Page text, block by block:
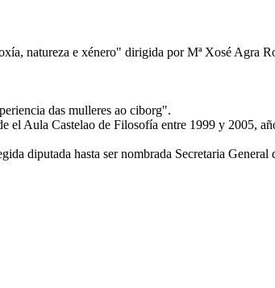
natureza e xénero" dirigida por Mª Xosé Agra
das mulleres ao ciborg".
Aula Castelao de Filosofía entre 1999 y 2005,
diputada hasta ser nombrada Secretaria